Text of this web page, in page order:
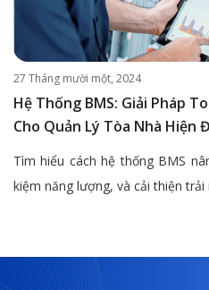
27 Tháng mười một, 2024
Hệ Thống BMS: Giải Pháp
Cho Quản Lý Tòa Nhà Hiện
Tìm hiểu cách hệ thống BMS
kiệm năng lượng, và cải thiện trải